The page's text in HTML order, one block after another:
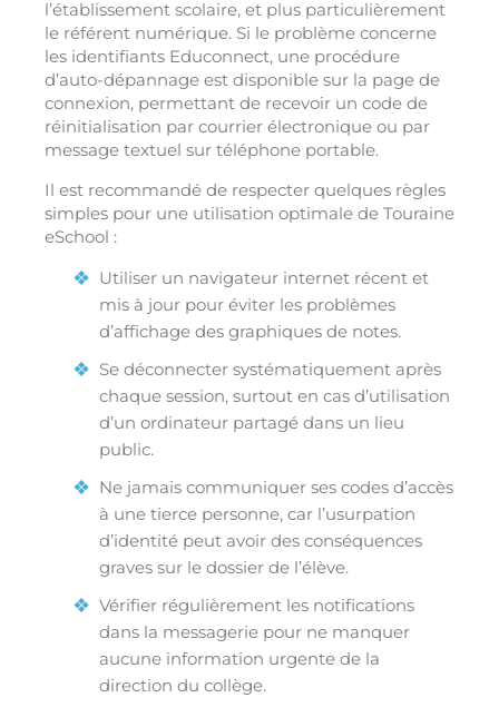
l’établissement scolaire, et plus particulièrement
le référent numérique. Si le problème concerne
les identifiants Educonnect, une procédure
d’auto-dépannage est disponible sur la page de
connexion, permettant de recevoir un code de
réinitialisation par courrier électronique ou par
message textuel sur téléphone portable.
Il est recommandé de respecter quelques règles
simples pour une utilisation optimale de Touraine
eSchool :
Utiliser un navigateur internet récent et
mis à jour pour éviter les problèmes
d’affichage des graphiques de notes.
Se déconnecter systématiquement après
chaque session, surtout en cas d’utilisation
d’un ordinateur partagé dans un lieu
public.
Ne jamais communiquer ses codes d’accès
à une tierce personne, car l’usurpation
d’identité peut avoir des conséquences
graves sur le dossier de l’élève.
Vérifier régulièrement les notifications
dans la messagerie pour ne manquer
aucune information urgente de la
direction du collège.